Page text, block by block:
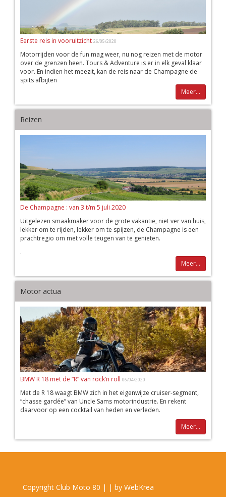
Eerste reis in vooruitzicht 26/05/2020
Motorrijden voor de fun mag weer, nu nog reizen met de motor
over de grenzen heen. Tours & Adventure is er in elk geval klaar
voor. En indien het meezit, kan de reis naar de Champagne de
spits afbijten
Meer...
Reizen
De Champagne : van 3 t/m 5 juli 2020
Uitgelezen smaakmaker voor de grote vakantie, niet ver van huis,
lekker om te rijden, lekker om te spijzen, de Champagne is een
prachtregio om met volle teugen van te genieten.
.
Meer...
Motor actua
BMW R 18 met de “R” van rock’n roll 06/04/2020
Met de R 18 waagt BMW zich in het eigenwijze cruiser-segment,
“chasse gardée” van Uncle Sams motorindustrie. En rekent
daarvoor op een cocktail van heden en verleden.
Meer...
Copyright Club Moto 80 | | by WebKrea